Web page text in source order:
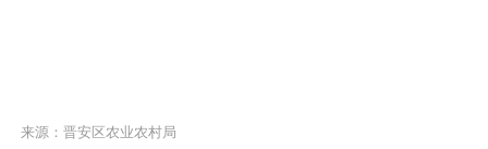
来源：晋安区农业农村局